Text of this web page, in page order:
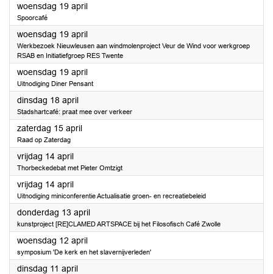
woensdag 19 april2023
Spoorcafé
woensdag 19 april2023
Werkbezoek Nieuwleusen aan windmolenproject Veur de Wind voor werkgroep
RSAB en Initiatiefgroep RES Twente
woensdag 19 april2023
Uitnodiging Diner Pensant
dinsdag 18 april2023
Stadshartcafé: praat mee over verkeer
zaterdag 15 april2023
Raad op Zaterdag
vrijdag 14 april2023
Thorbeckedebat met Pieter Omtzigt
vrijdag 14 april2023
Uitnodiging miniconferentie Actualisatie groen- en recreatiebeleid
donderdag 13 april2023
kunstproject [RE]CLAMED ARTSPACE bij het Filosofisch Café Zwolle
woensdag 12 april2023
symposium 'De kerk en het slavernijverleden'
dinsdag 11 april2023